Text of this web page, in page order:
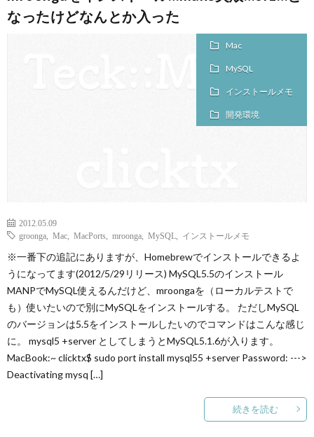
なったけどなんとか入った
Mac
MySQL
インストールメモ
開発環境
2012.05.09
groonga
Mac MacPorts mroonga MySQL インストールメモ
※一番下の追記にありますが、Homebrewでインストールできるよ
うになってます(2012/5/29リリース) MySQL5.5のインストール
MANPでMySQL使えるんだけど、mroongaを（ローカルテストで
も）使いたいので別にMySQLをインストールする。 ただしMySQL
のバージョンは5.5をインストールしたいのでコマンドはこんな感じ
に。 mysql5 +server としてしまうとMySQL5.1.6が入ります。
MacBook:~ clicktx$ sudo port install mysql55 +server Password: --->
Deactivating mysq […]
続きを読む